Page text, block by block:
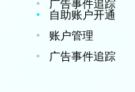
自助账户开通
账户管理
广告事件追踪